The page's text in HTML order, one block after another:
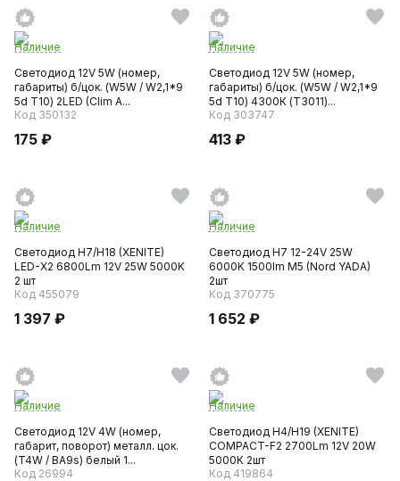
Наличие
Светодиод 12V 5W (номер,
габариты) б/цок. (W5W / W2,1*9
5d T10) 2LED (Clim A...
Код 350132
175 ₽
Наличие
Светодиод 12V 5W (номер,
габариты) б/цок. (W5W / W2,1*9
5d T10) 4300К (T3011)...
Код 303747
413 ₽
Наличие
Светодиод H7/H18 (XENITE)
LED-X2 6800Lm 12V 25W 5000K
2 шт
Код 455079
1 397 ₽
Наличие
Светодиод H7 12-24V 25W
6000K 1500lm M5 (Nord YADA)
2шт
Код 370775
1 652 ₽
Наличие
Светодиод 12V 4W (номер,
габарит, поворот) металл. цок.
(T4W / BA9s) белый 1...
Код 26994
Наличие
Светодиод H4/H19 (XENITE)
COMPACT-F2 2700Lm 12V 20W
5000K 2шт
Код 419864